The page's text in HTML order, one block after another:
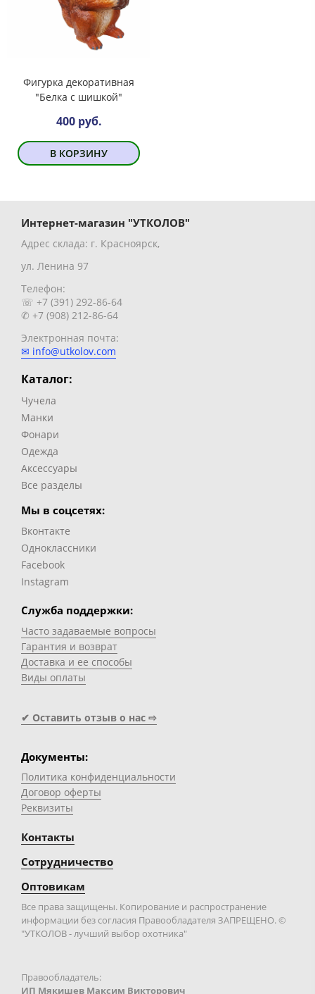
Фигурка декоративная
"Белка с шишкой"
400 руб.
В КОРЗИНУ
Интернет-магазин "УТКОЛОВ"
Адрес склада: г. Красноярск,
ул. Ленина 97
Телефон:
☏ +7 (391) 292-86-64
✆ +7 (908) 212-86-64
Электронная почта:
✉ info@utkolov.com
Каталог:
Чучела
Манки
Фонари
Одежда
Аксессуары
Все разделы
Мы в соцсетях:
Вконтакте
Одноклассники
Facebook
Instagram
Служба поддержки:
Часто задаваемые вопросы
Гарантия и возврат
Доставка и ее способы
Виды оплаты
✔ Оставить отзыв о нас ⇨
Документы:
Политика конфиденциальности
Договор оферты
Реквизиты
Контакты
Сотрудничество
Оптовикам
Все права защищены. Копирование и распространение
информации без согласия Правообладателя ЗАПРЕЩЕНО. ©
"УТКОЛОВ - лучший выбор охотника"
Правообладатель:
ИП Мякишев Максим Викторович